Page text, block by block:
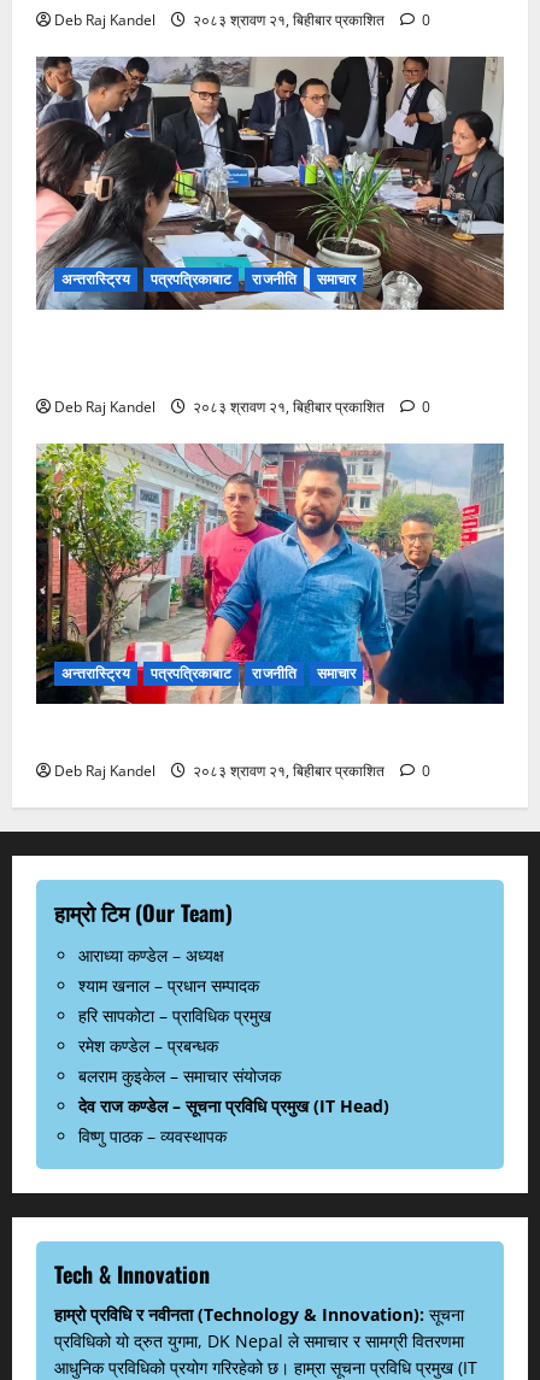
Deb Raj Kandel २०८३ श्रावण २१, बिहीबार प्रकाशित 0
अन्तरास्ट्रिय पत्रपत्रिकाबाट राजनीति समाचार
Deb Raj Kandel २०८३ श्रावण २१, बिहीबार प्रकाशित 0
अन्तरास्ट्रिय पत्रपत्रिकाबाट राजनीति समाचार
Deb Raj Kandel २०८३ श्रावण २१, बिहीबार प्रकाशित 0
हाम्रो टिम (Our Team)
आराध्या कण्डेल – अध्यक्ष
श्याम खनाल – प्रधान सम्पादक
हरि सापकोटा – प्राविधिक प्रमुख
रमेश कण्डेल – प्रबन्धक
बलराम कुइकेल – समाचार संयोजक
देव राज कण्डेल – सूचना प्रविधि प्रमुख (IT Head)
विष्णु पाठक – व्यवस्थापक
Tech & Innovation
हाम्रो प्रविधि र नवीनता (Technology & Innovation): सूचना
प्रविधिको यो द्रुत युगमा, DK Nepal ले समाचार र सामग्री वितरणमा
आधुनिक प्रविधिको प्रयोग गरिरहेको छ। हाम्रा सूचना प्रविधि प्रमुख (IT